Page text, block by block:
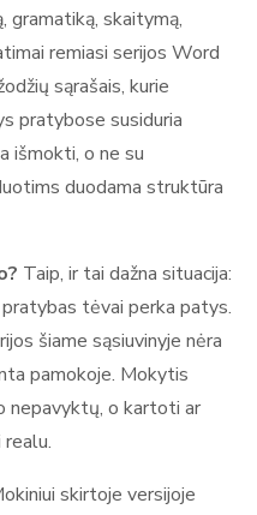
gramatiką, skaitymą,
remiasi serijos Word
sąrašais, kurie
pratybose susiduria
išmokti, o ne su
duodama struktūra
Taip, ir tai dažna situacija:
tėvai perka patys.
šiame sąsiuvinyje nėra
pamokoje. Mokytis
nepavyktų, o kartoti ar
skirtoje versijoje